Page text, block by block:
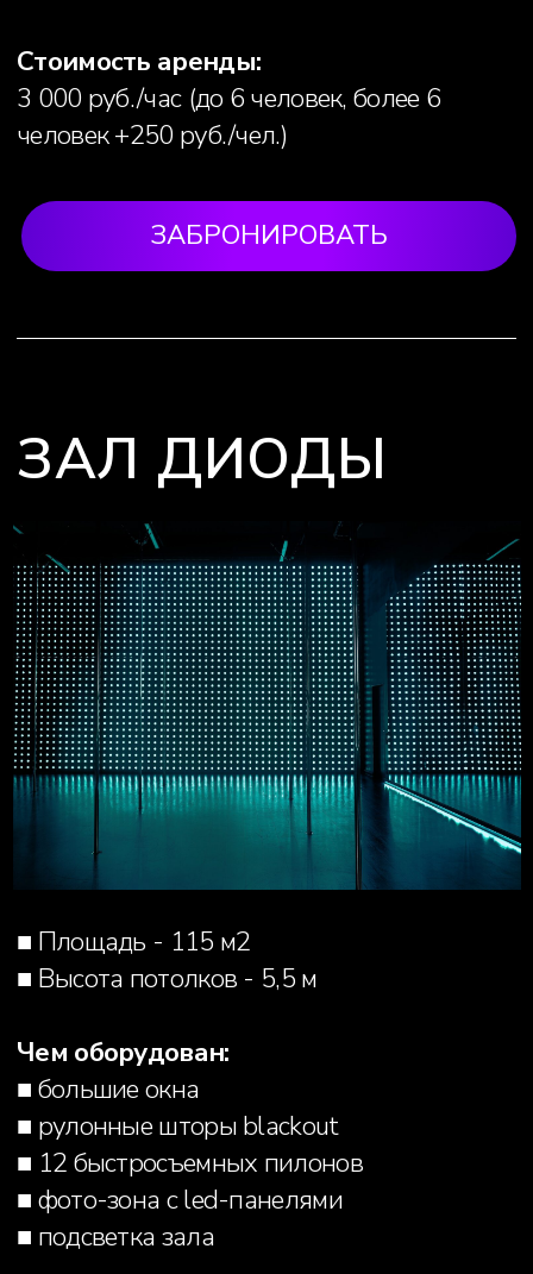
ЗАЛ
ТРЕУГОЛЬНИКИ
■ Площадь - 93 м2
■ Высота потолков - 5,5 м
Чем оборудован:
■ большие окна
■ рулонные шторы blackout
■ 9 быстросъемных пилонов
■ подсветка зала
Стоимость аренды:
2 500 руб./час (до 6 человек, более 6
человек +250 руб./человек)
ЗАЛ ЦЕПИ